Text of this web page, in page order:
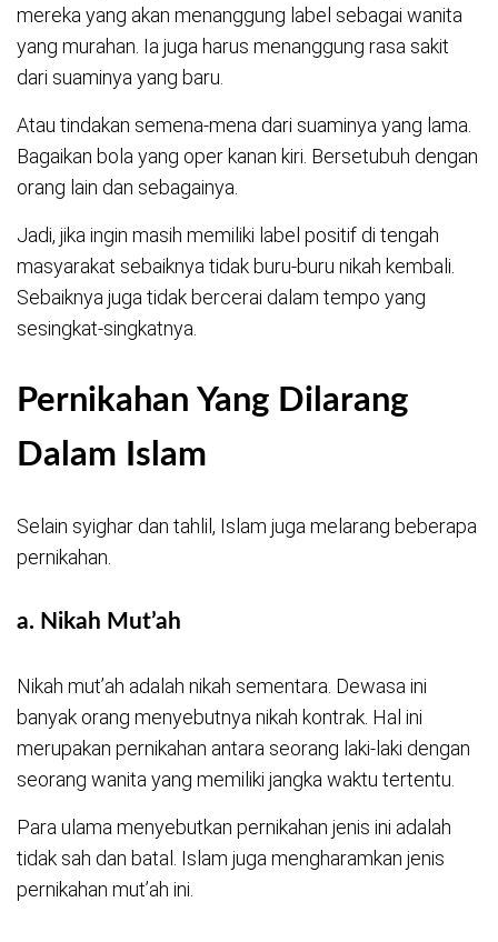
mereka yang akan menanggung label sebagai wanita
yang murahan. Ia juga harus menanggung rasa sakit
dari suaminya yang baru.
Atau tindakan semena-mena dari suaminya yang lama.
Bagaikan bola yang oper kanan kiri. Bersetubuh dengan
orang lain dan sebagainya.
Jadi, jika ingin masih memiliki label positif di tengah
masyarakat sebaiknya tidak buru-buru nikah kembali.
Sebaiknya juga tidak bercerai dalam tempo yang
sesingkat-singkatnya.
Pernikahan Yang Dilarang
Dalam Islam
Selain syighar dan tahlil, Islam juga melarang beberapa
pernikahan.
a. Nikah Mut’ah
Nikah mut’ah adalah nikah sementara. Dewasa ini
banyak orang menyebutnya nikah kontrak. Hal ini
merupakan pernikahan antara seorang laki-laki dengan
seorang wanita yang memiliki jangka waktu tertentu.
Para ulama menyebutkan pernikahan jenis ini adalah
tidak sah dan batal. Islam juga mengharamkan jenis
pernikahan mut’ah ini.